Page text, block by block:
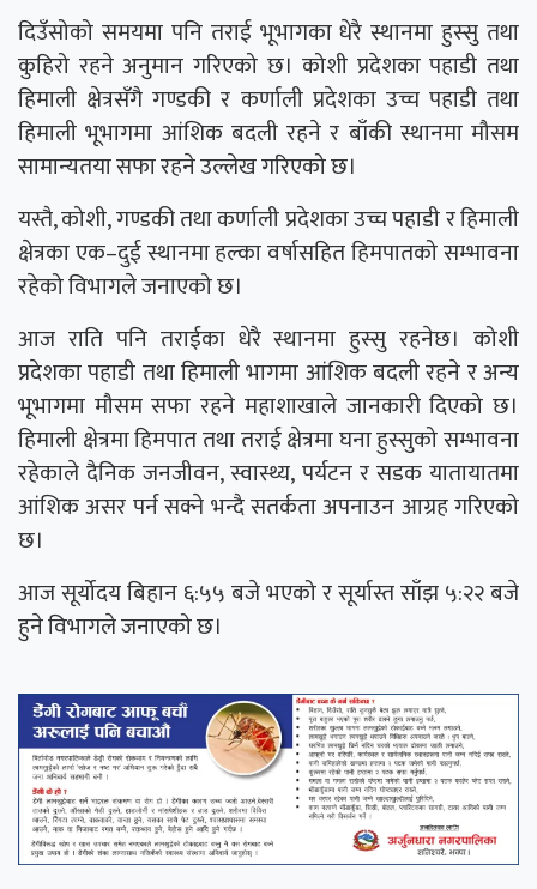
दिउँसोको समयमा पनि तराई भूभागका धेरै स्थानमा हुस्सु तथा
कुहिरो रहने अनुमान गरिएको छ। कोशी प्रदेशका पहाडी तथा
हिमाली क्षेत्रसँगै गण्डकी र कर्णाली प्रदेशका उच्च पहाडी तथा
हिमाली भूभागमा आंशिक बदली रहने र बाँकी स्थानमा मौसम
सामान्यतया सफा रहने उल्लेख गरिएको छ।
यस्तै, कोशी, गण्डकी तथा कर्णाली प्रदेशका उच्च पहाडी र हिमाली
क्षेत्रका एक–दुई स्थानमा हल्का वर्षासहित हिमपातको सम्भावना
रहेको विभागले जनाएको छ।
आज राति पनि तराईका धेरै स्थानमा हुस्सु रहनेछ। कोशी
प्रदेशका पहाडी तथा हिमाली भागमा आंशिक बदली रहने र अन्य
भूभागमा मौसम सफा रहने महाशाखाले जानकारी दिएको छ।
हिमाली क्षेत्रमा हिमपात तथा तराई क्षेत्रमा घना हुस्सुको सम्भावना
रहेकाले दैनिक जनजीवन, स्वास्थ्य, पर्यटन र सडक यातायातमा
आंशिक असर पर्न सक्ने भन्दै सतर्कता अपनाउन आग्रह गरिएको
छ।
आज सूर्योदय बिहान ६:५५ बजे भएको र सूर्यास्त साँझ ५:२२ बजे
हुने विभागले जनाएको छ।